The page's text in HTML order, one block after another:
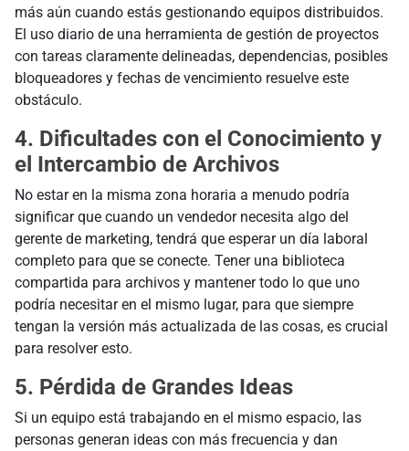
más aún cuando estás gestionando equipos distribuidos.
El uso diario de una herramienta de gestión de proyectos
con tareas claramente delineadas, dependencias, posibles
bloqueadores y fechas de vencimiento resuelve este
obstáculo.
4. Dificultades con el Conocimiento y
el Intercambio de Archivos
No estar en la misma zona horaria a menudo podría
significar que cuando un vendedor necesita algo del
gerente de marketing, tendrá que esperar un día laboral
completo para que se conecte. Tener una biblioteca
compartida para archivos y mantener todo lo que uno
podría necesitar en el mismo lugar, para que siempre
tengan la versión más actualizada de las cosas, es crucial
para resolver esto.
5. Pérdida de Grandes Ideas
Si un equipo está trabajando en el mismo espacio, las
personas generan ideas con más frecuencia y dan